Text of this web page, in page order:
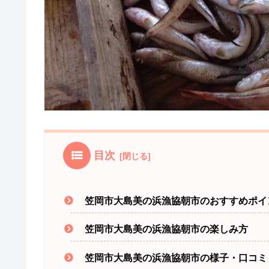
目次
笠岡市大島美の浜漁協朝市のおすすめポ
笠岡市大島美の浜漁協朝市の楽しみ方
笠岡市大島美の浜漁協朝市の様子・口コミ